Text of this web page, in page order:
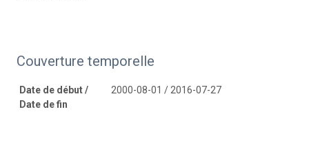
Couverture temporelle
Date de début /
Date de fin
2000-08-01 / 2016-07-27